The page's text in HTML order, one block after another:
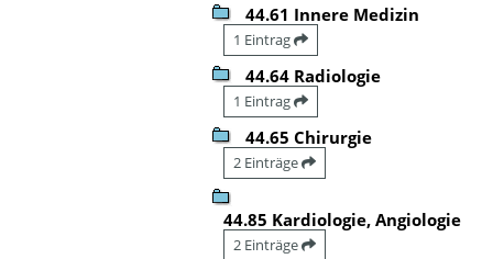
44.61 Innere Medizin
1 Eintrag
44.64 Radiologie
1 Eintrag
44.65 Chirurgie
2 Einträge
44.85 Kardiologie, Angiologie
2 Einträge